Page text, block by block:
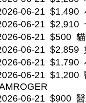
06-21 $1,490
06-21 $2,910
06-21 $500
06-21 $2,859
06-21 $1,790
06-21 $1,200
06-21 $900